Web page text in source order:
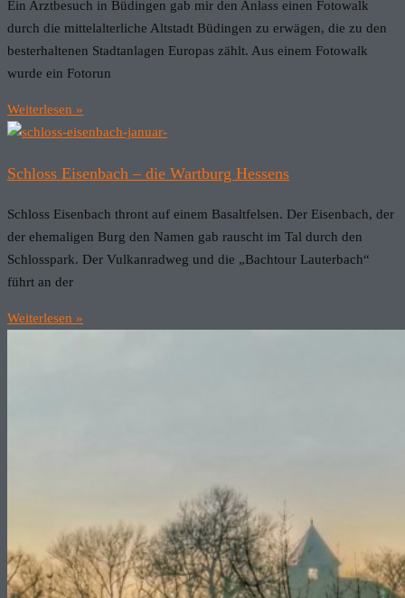
Ein Arztbesuch in Büdingen gab mir den Anlass einen Fotowalk
durch die mittelalterliche Altstadt Büdingen zu erwägen, die zu den
besterhaltenen Stadtanlagen Europas zählt. Aus einem Fotowalk
wurde ein Fotorun
Weiterlesen »
Schloss Eisenbach – die Wartburg Hessens
Schloss Eisenbach thront auf einem Basaltfelsen. Der Eisenbach, der
der ehemaligen Burg den Namen gab rauscht im Tal durch den
Schlosspark. Der Vulkanradweg und die „Bachtour Lauterbach“
führt an der
Weiterlesen »